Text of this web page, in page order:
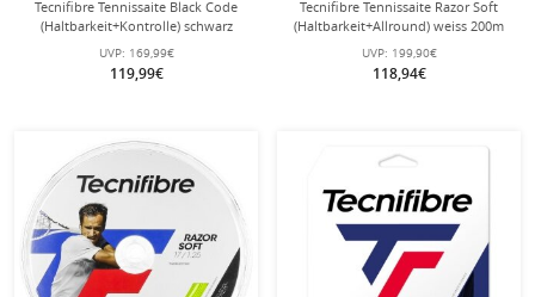
Tecnifibre Tennissaite Black Code
(Haltbarkeit+Kontrolle) schwarz
200m Rolle
UVP: 169,99€
119,99€
Tecnifibre Tennissaite Razor Soft
(Haltbarkeit+Allround) weiss 200m
Rolle
UVP: 199,90€
118,94€